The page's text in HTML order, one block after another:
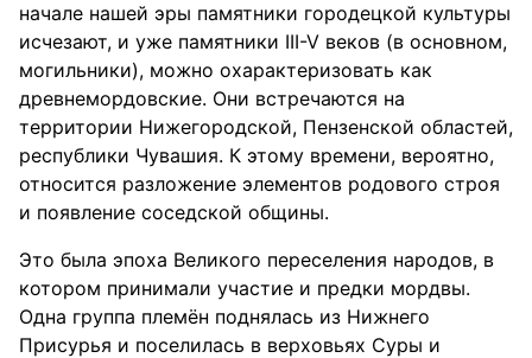
начале нашей эры памятники городецкой культуры
исчезают, и уже памятники III-V веков (в основном,
могильники), можно охарактеризовать как
древнемордовские. Они встречаются на
территории Нижегородской, Пензенской областей,
республики Чувашия. К этому времени, вероятно,
относится разложение элементов родового строя
и появление соседской общины.
Это была эпоха Великого переселения народов, в
котором принимали участие и предки мордвы.
Одна группа племён поднялась из Нижнего
Присурья и поселилась в верховьях Суры и